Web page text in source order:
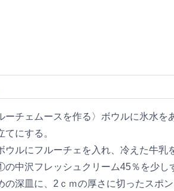
チェムースを作る〉ボウルに氷水を
てにする。
ルにフルーチェを入れ、冷えた牛乳
中沢フレッシュクリーム45％を少し
深皿に、2ｃｍの厚さに切ったスポン